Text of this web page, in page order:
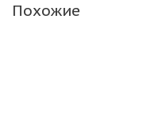
Похожие